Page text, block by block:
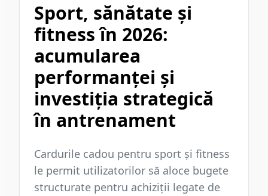
Sport, sănătate și
fitness în 2026:
acumularea
performanței și
investiția strategică
în antrenament
Cardurile cadou pentru sport și fitness
le permit utilizatorilor să aloce bugete
structurate pentru achiziții legate de